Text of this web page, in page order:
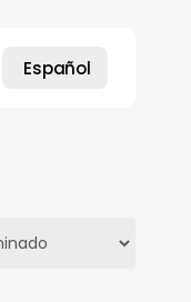
Español